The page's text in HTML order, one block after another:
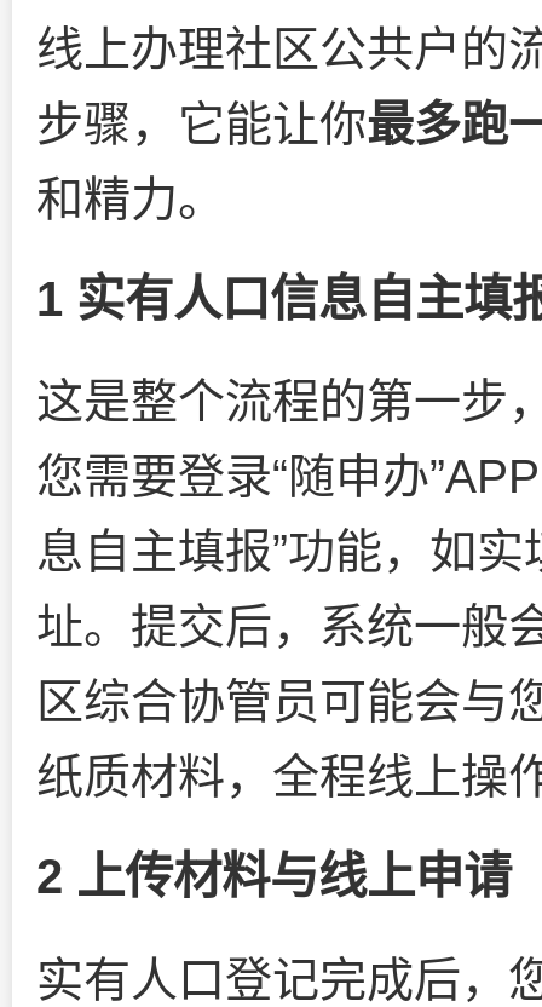
线上办理社区公共户的
步骤，它能让你最多跑
和精力。
1 实有人口信息自主填
这是整个流程的第一步
您需要登录“随申办
息自主填报”功能，如
址。提交后，系统一般
区综合协管员可能会与
纸质材料，全程线上操
2 上传材料与线上申请
实有人口登记完成后，